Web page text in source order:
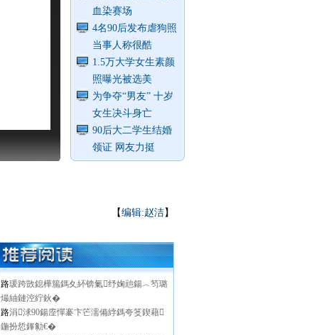
血染赛场
4名90后发布虐狗照
当事人称很酷
1.5万大学女生素颜
照曝光被选美
为争夺“男友” 十岁
女生决斗身亡
90后大二学生结婚
领证 网友力挺
【编辑:赵洁】
路瑗跨敳鎴樺箷鎷夊紑锛氭纾婅兘鍚︿笉璐
熶紬鏈涳紵鈥�
路涓浗90鍚庢憚褰卞笀濡備綍鎷夸笅鍥藉
鍦扮悊鎽勨€�